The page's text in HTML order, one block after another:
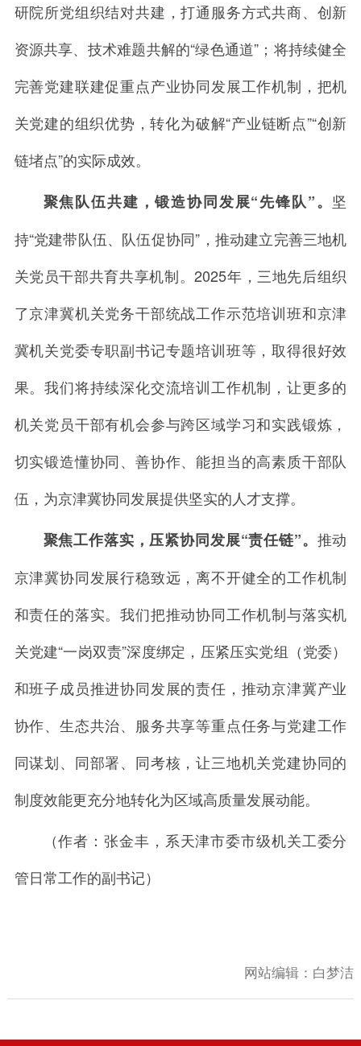
研院所党组织结对共建，打通服务方式共商、创新
资源共享、技术难题共解的“绿色通道”；将持续健全
完善党建联建促重点产业协同发展工作机制，把机
关党建的组织优势，转化为破解“产业链断点”“创新
链堵点”的实际成效。
聚焦队伍共建，锻造协同发展“先锋队”。 坚
持“党建带队伍、队伍促协同”，推动建立完善三地机
关党员干部共育共享机制。2025年，三地先后组织
了京津冀机关党务干部统战工作示范培训班和京津
冀机关党委专职副书记专题培训班等，取得很好效
果。我们将持续深化交流培训工作机制，让更多的
机关党员干部有机会参与跨区域学习和实践锻炼，
切实锻造懂协同、善协作、能担当的高素质干部队
伍，为京津冀协同发展提供坚实的人才支撑。
聚焦工作落实，压紧协同发展“责任链”。 推动
京津冀协同发展行稳致远，离不开健全的工作机制
和责任的落实。我们把推动协同工作机制与落实机
关党建“一岗双责”深度绑定，压紧压实党组（党委）
和班子成员推进协同发展的责任，推动京津冀产业
协作、生态共治、服务共享等重点任务与党建工作
同谋划、同部署、同考核，让三地机关党建协同的
制度效能更充分地转化为区域高质量发展动能。
（作者：张金丰， 系天津市委市级机关工委分
管日常工作的副书记）
网站编辑： 白梦洁